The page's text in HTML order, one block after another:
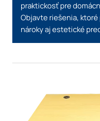
praktickosť pre
Objavte riešenia,
nároky aj estetické